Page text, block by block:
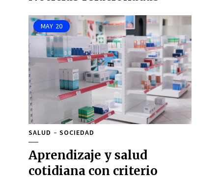
MAY 20
SALUD SOCIEDAD
Aprendizaje y salud
cotidiana con criterio